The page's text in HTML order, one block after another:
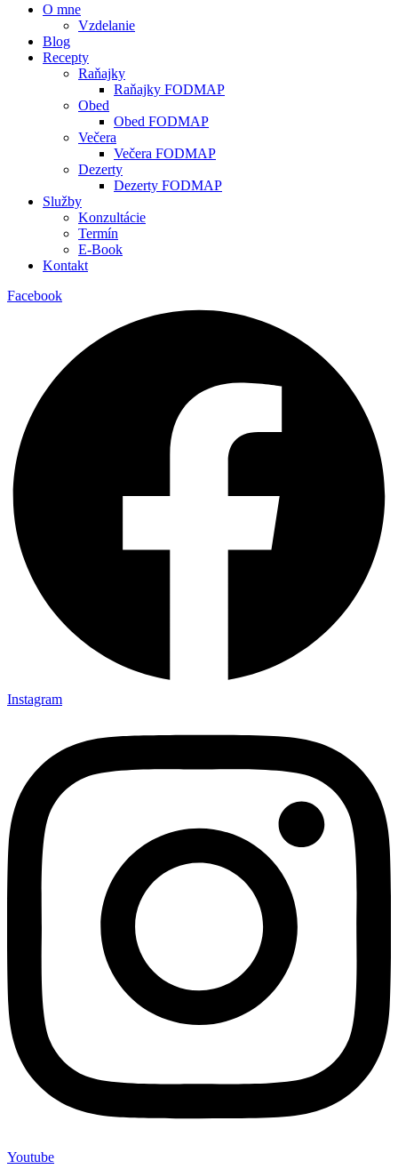
O mne
Vzdelanie
Blog
Recepty
Raňajky
Raňajky FODMAP
Obed
Obed FODMAP
Večera
Večera FODMAP
Dezerty
Dezerty FODMAP
Služby
Konzultácie
Termín
E-Book
Kontakt
Facebook
Instagram
Youtube